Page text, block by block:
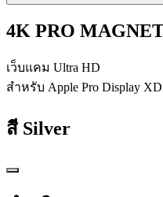
4K PRO
เว็บแคม Ultra HD
สำหรับ Apple Pro Display
สี Silver